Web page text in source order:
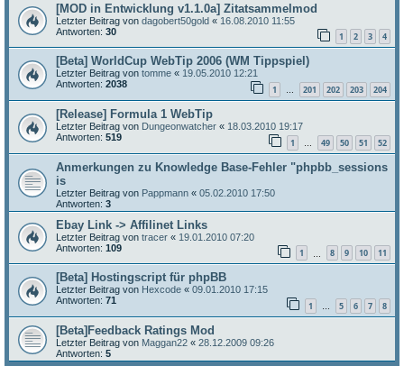
[MOD in Entwicklung v1.1.0a] Zitatsammelmod
Letzter Beitrag von dagobert50gold « 16.08.2010 11:55
Antworten: 30 1 2 3 4
[Beta] WorldCup WebTip 2006 (WM Tippspiel)
Letzter Beitrag von tomme « 19.05.2010 12:21
Antworten: 2038 1 … 201 202 203 204
[Release] Formula 1 WebTip
Letzter Beitrag von Dungeonwatcher « 18.03.2010 19:17
Antworten: 519 1 49 50 51 52
Anmerkungen zu Knowledge Base-Fehler "phpbb_sessions
is
Letzter Beitrag von Pappmann « 05.02.2010 17:50
Antworten: 3
Ebay Link -> Affilinet Links
Letzter Beitrag von tracer « 19.01.2010 07:20
Antworten: 109 1 8 9 10 11
[Beta] Hostingscript für phpBB
Letzter Beitrag von Hexcode « 09.01.2010 17:15
Antworten: 71 1 … 5 6 7 8
[Beta]Feedback Ratings Mod
Letzter Beitrag von Maggan22 « 28.12.2009 09:26
Antworten: 5